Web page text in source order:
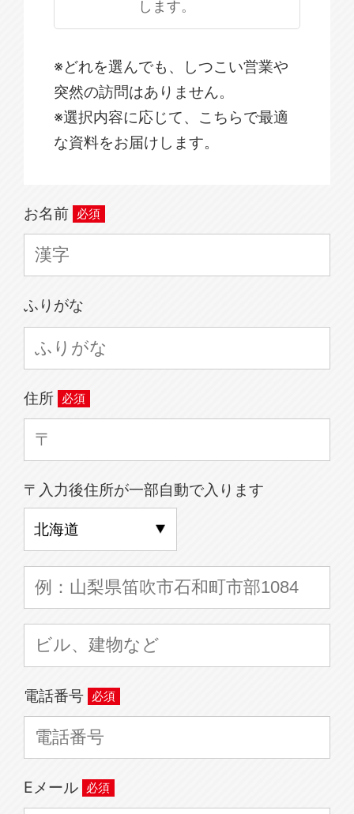
します。
※どれを選んでも、しつこい営業や
突然の訪問はありません。
※選択内容に応じて、こちらで最適
な資料をお届けします。
お名前
ふりがな
住所
〒入力後住所が一部自動で入ります
電話番号
Eメール